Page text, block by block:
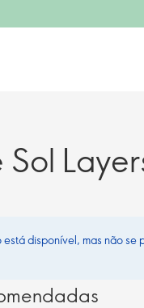
está disponível, mas não